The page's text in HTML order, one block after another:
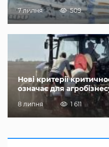
7 липня 509
Нові критерії
означає для
8 липня 1 611